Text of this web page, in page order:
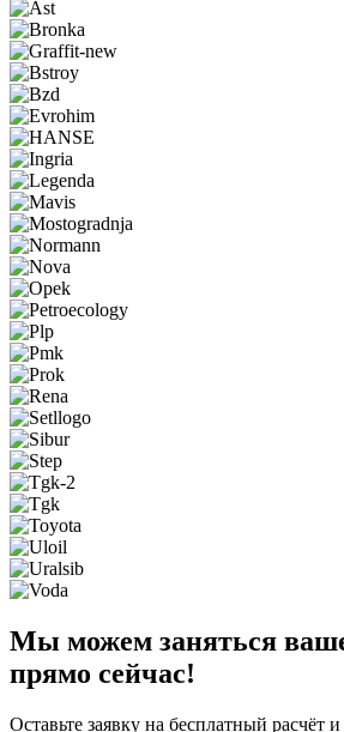
Мы можем заняться
прямо сейчас!
Оставьте заявку на бесплатный расчёт